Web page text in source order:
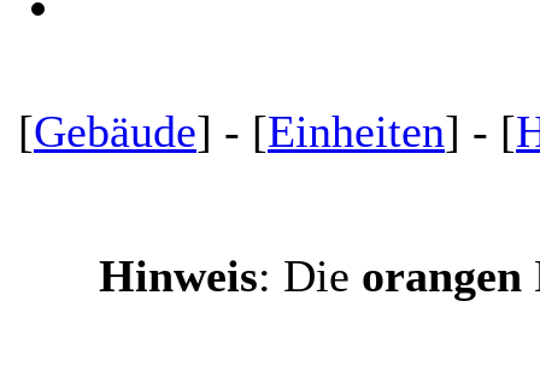
[Gebäude] - [Einheiten] - [
Hinweis: Die orangen